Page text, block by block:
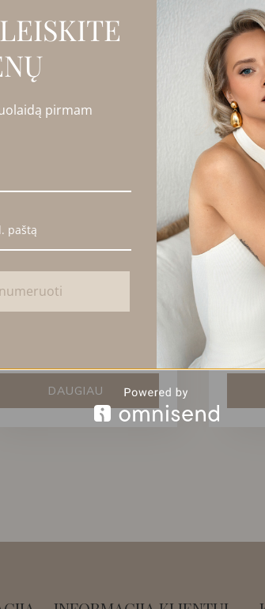
MOTERIŠKI
DAUGIAU
SU
pirmam